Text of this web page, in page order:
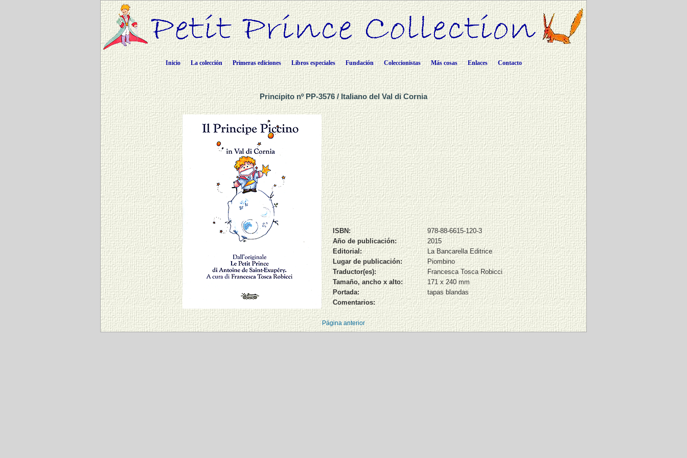
Inicio La colección Primeras ediciones Libros especiales Fundación Coleccionistas Más cosas Enlaces Contacto
Principito nº PP-3576 / Italiano del Val di Cornia
ISBN:
978-88-6615-120-3
Año de publicación:
2015
Editorial:
La Bancarella Editrice
Lugar de publicación:
Piombino
Traductor(es):
Francesca Tosca Robicci
Tamaño, ancho x alto:
171 x 240 mm
Portada:
tapas blandas
Comentarios:
Página anterior